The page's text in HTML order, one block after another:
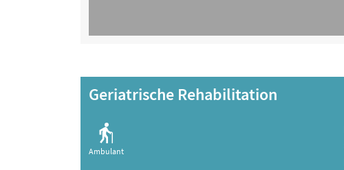
Geriatrische Rehabilitation
Ambulant